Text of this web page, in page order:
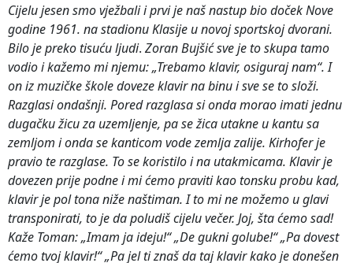
Cijelu jesen smo vježbali i prvi je naš nastup bio doček Nove
godine 1961. na stadionu Klasije u novoj sportskoj dvorani.
Bilo je preko tisuću ljudi. Zoran Bujšić sve je to skupa tamo
vodioi kažemo mi njemu: „Trebamo klavir, osiguraj nam“. I
on iz muzičke škole doveze klavir na binu i sve se to složi.
Razglasi ondašnji. Pored razglasa si onda morao imati jednu
dugačku žicu za uzemljenje, pa se žica utakne u kantu sa
zemljom i onda se kanticom vode zemlja zalije. Kirhofer je
pravio te razglase. To se koristilo i na utakmicama. Klavir je
dovezen prije podne i mi ćemo praviti kao tonsku probu kad,
klavir je pol tona niže naštiman. I to mi ne možemo u glavi
transponirati, to je da poludiš cijelu večer. Joj, šta ćemo sad!
Kaže Toman: „Imam ja ideju!“ „De gukni golube!“ „Pa dovest
ćemo tvoj klavir!“ „Pa jel ti znaš da taj klavir kako je donešen